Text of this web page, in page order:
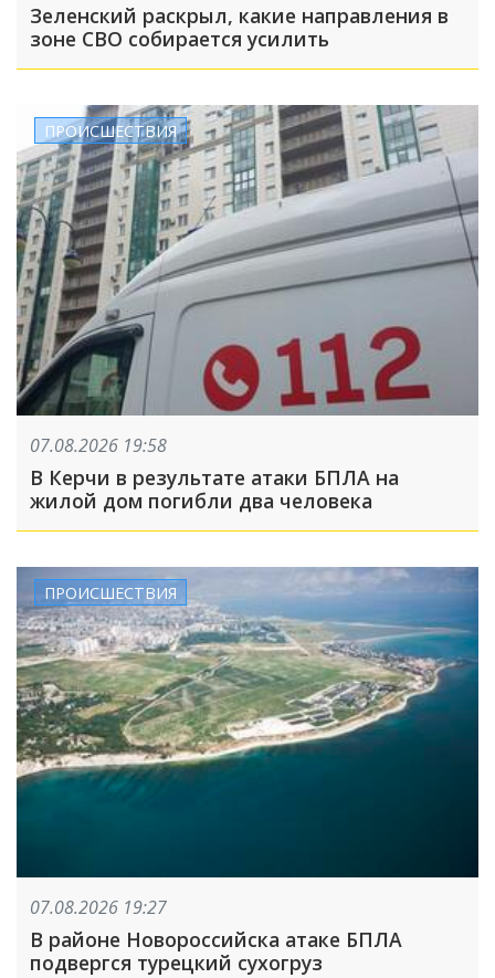
Зеленский раскрыл, какие направления в
зоне СВО собирается усилить
ПРОИСШЕСТВИЯ
07.08.2026 19:58
В Керчи в результате атаки БПЛА на
жилой дом погибли два человека
ПРОИСШЕСТВИЯ
07.08.2026 19:27
В районе Новороссийска атаке БПЛА
подвергся турецкий сухогруз